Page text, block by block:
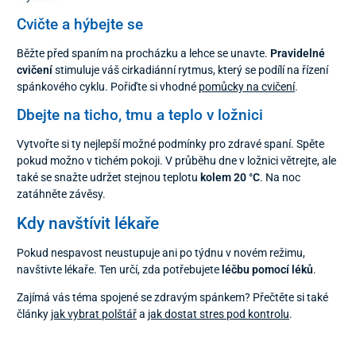
Cvičte a hýbejte se
Běžte před spaním na procházku a lehce se unavte. Pravidelné
cvičenístimuluje váš cirkadiánní rytmus, který se podílí na řízení
spánkového cyklu. Pořiďte si vhodné pomůcky na cvičení.
Dbejte na ticho, tmu a teplo v ložnici
Vytvořte si ty nejlepší možné podmínky pro zdravé spaní. Spěte
pokud možno v tichém pokoji. V průběhu dne v ložnici větrejte, ale
také se snažte udržet stejnou teplotu kolem 20 °C. Na noc
zatáhněte závěsy.
Kdy navštívit lékaře
Pokud nespavost neustupuje ani po týdnu v novém režimu,
navštivte lékaře. Ten určí, zda potřebujete léčbu pomocí léků.
Zajímá vás téma spojené se zdravým spánkem? Přečtěte si také
články jak vybrat polštářa jak dostat stres pod kontrolu.